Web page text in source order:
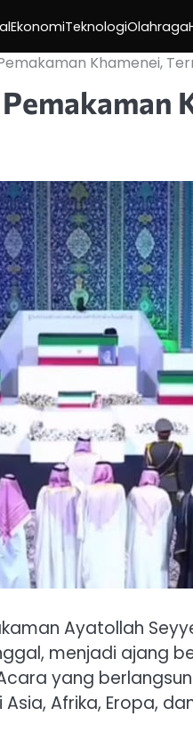
EkonomiTeknologiOlahraga
Khamenei,
Ayatollah
menjadi ajang
yang
Afrika, Eropa,